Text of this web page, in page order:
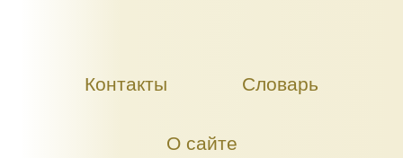
Контакты Словарь
О сайте